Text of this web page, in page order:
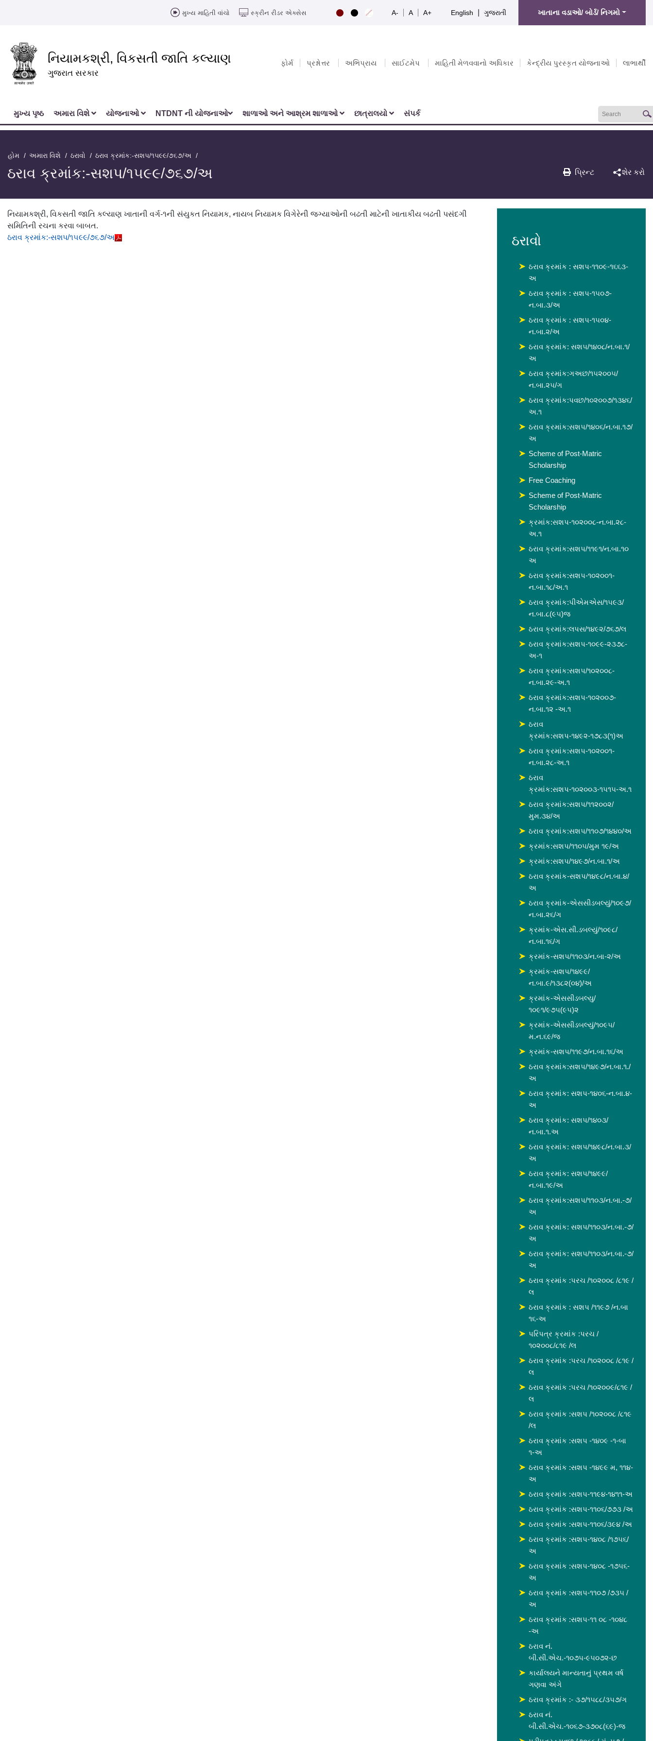
મુખ્ય માહિતી વાંચો સ્ક્રીન રીડર એક્સેસ A- A A+ English ગુજરાતી ખાતાના વડાઓ/ બોર્ડ/ નિગમો
નિયામકશ્રી, વિકસતી જાતિ કલ્યાણ
ગુજરાત સરકાર
ફોર્મ પ્રશ્નોત્તર અભિપ્રાય સાઈટમેપ માહિતી મેળવવાનો અધિકાર કેન્દ્રીય પુરસ્કૃત યોજનાઓ લાભાર્થી
મુખ્‍ય પૃષ્ઠ અમારા વિશે યોજનાઓ NTDNT ની યોજનાઓ શાળાઓ અને આશ્રમ શાળાઓ છાત્રાલયો સંપર્ક
હોમ અમારા વિશે ઠરાવો ઠરાવ ક્રમાંક:-સશપ/૧૫૯૯/૭૬૭/અ
ઠરાવ ક્રમાંક:-સશપ/૧૫૯૯/૭૬૭/અ પ્રિન્ટ શેર કરો
નિયામકશ્રી, વિકસતી જાતિ કલ્યાણ ખાતાની વર્ગ-૧ની સંયુકત નિયામક, નાયબ નિયામક વિગેરેની જગ્યાઓની બઢતી માટેની ખાતાકીય બઢતી પસંદગી
સમિતિની રચના કરવા બાબત.
ઠરાવ ક્રમાંક:-સશપ/૧૫૯૯/૭૬૭/અ
ઠરાવો
ઠરાવ ક્રમાંક : સશપ-૧૧૦૯-૧૬૬૩-
અ
ઠરાવ ક્રમાંક : સશપ-૧૫૦૭-
ન.બા.૩/અ
ઠરાવ ક્રમાંક : સશપ-૧૫૦૪-
ન.બા.૨/અ
ઠરાવ ક્રમાંક: સશ૫/૧૪૦૮/ન.બા.૧/
અ
ઠરાવ ક્રમાંક:ગઅછ/૧૫૨૦૦૫/
ન.બા.૨૫/ગ
ઠરાવ ક્રમાંક:પવછ/૧૦૨૦૦૭/૧૩૪૬/
અ.૧
ઠરાવ ક્રમાંક:સશપ/૧૪૦૬/ન.બા.૧૭/
અ
Scheme of Post-Matric
Scholarship
Free Coaching
Scheme of Post-Matric
Scholarship
ક્રમાંક:સશપ-૧૦૨૦૦૮-ન.બા.૨૮-
અ.૧
ઠરાવ ક્રમાંક:સશપ/૧૧૯૧/ન.બા.૧૦
અ
ઠરાવ ક્રમાંક:સશપ-૧૦૨૦૦૧-
ન.બા.૧૮/અ.૧
ઠરાવ ક્રમાંક:પીએમએસ/૧૫૯૩/
ન.બા.૮(૯૫)જ
ઠરાવ ક્રમાંક:લપસ/૧૪૯૨/૭૬૭/લ
ઠરાવ ક્રમાંક:સશપ-૧૦૯૯-૨૩૭૮-
અ-૧
ઠરાવ ક્રમાંક:સશપ/૧૦૨૦૦૮-
ન.બા.૨૯-અ.૧
ઠરાવ ક્રમાંક:સશપ-૧૦૨૦૦૭-
ન.બા.૧૨ -અ.૧
ઠરાવ
ક્રમાંક:સશપ-૧૪૯૨-૧૭૮૩(૧)અ
ઠરાવ ક્રમાંક:સશપ-૧૦૨૦૦૧-
ન.બા.૨૮-અ.૧
ઠરાવ
ક્રમાંક:સશપ-૧૦૨૦૦૩-૧૫૧૫-અ.૧
ઠરાવ ક્રમાંક:સશપ/૧૧૨૦૦૨/
મુમ.૩૪/અ
ઠરાવ ક્રમાંક:સશપ/૧૧૦૭/૧૪૪૦/અ
ક્રમાંક:સશપ/૧૧૦૫/મુમ ૧૯/અ
ક્રમાંક:સશપ/૧૪૯૭/ન.બા.૧/અ
ઠરાવ ક્રમાંક-સશપ/૧૪૯૮/ન.બા.૪/
અ
ઠરાવ ક્રમાંક-એસસીડબલ્યું/૧૦૯૭/
ન.બા.૨૬/ગ
ક્રમાંક-એસ.સી.ડબલ્યું/૧૦૯૮/
ન.બા.૧૬/ગ
ક્રમાંક-સશપ/૧૧૦૩/ન.બા-૨/અ
ક્રમાંક-સશપ/૧૪૯૯/
ન.બા.૯/૧૩૮૨(૦૪)/અ
ક્રમાંક-એસસીડબલ્યુ/
૧૦૯૧/૯૭૫(૯૫)૨
ક્રમાંક-એસસીડબલ્યું/૧૦૯૫/
મ.ન.૬૯/જ
ક્રમાંક-સશપ/૧૧૯૭/ન.બા.૧૬/અ
ઠરાવ ક્રમાંક:સશપ/૧૪૯૭/ન.બા.૧./
અ
ઠરાવ ક્રમાંક: સશપ-૧૪૦૬-ન.બા.૪-
અ
ઠરાવ ક્રમાંક: સશપ/૧૪૦૩/
ન.બા.૧.અ
ઠરાવ ક્રમાંક: સશપ/૧૪૯૮/ન.બા.૩/
અ
ઠરાવ ક્રમાંક: સશપ/૧૪૯૯/
ન.બા.૧૯/અ
ઠરાવ ક્રમાંક:સશપ/૧૧૦૩/ન.બા.-૭/
અ
ઠરાવ ક્રમાંક: સશપ/૧૧૦૩/ન.બા.-૭/
અ
ઠરાવ ક્રમાંક: સશપ/૧૧૦૩/ન.બા.-૭/
અ
ઠરાવ ક્રમાંક :પરચ /૧૦૨૦૦૮ /૮૧૯ /
લ
ઠરાવ ક્રમાંક : સશપ /૧૧૯૭ /ન.બા
૧૬-અ
પરિપત્ર ક્રમાંક :પરચ /
૧૦૨૦૦૮/૮૧૯ /લ
ઠરાવ ક્રમાંક :પરચ /૧૦૨૦૦૮ /૮૧૯ /
લ
ઠરાવ ક્રમાંક :પરચ /૧૦૨૦૦૯/૮૧૯ /
લ
ઠરાવ ક્રમાંક :સશપ /૧૦૨૦૦૮ /૮૧૯
/લ
ઠરાવ ક્રમાંક :સશપ -૧૪૦૯ -૧-બા
૧-અ
ઠરાવ ક્રમાંક :સશપ -૧૪૯૯ મ, ૧૧૪-
અ
ઠરાવ ક્રમાંક :સશપ-૧૧૯૪-૧૪૧૧-અ
ઠરાવ ક્રમાંક :સશપ-૧૧૦૬/૭૭૩ /અ
ઠરાવ ક્રમાંક :સશપ-૧૧૦૬/૩૯૪ /અ
ઠરાવ ક્રમાંક :સશપ-૧૪૦૮ /૧૭૫૬/
અ
ઠરાવ ક્રમાંક :સશપ-૧૪૦૮ -૧૭૫૬-
અ
ઠરાવ ક્રમાંક :સશપ-૧૧૦૭ /૭૩૫ /
અ
ઠરાવ ક્રમાંક :સશપ-૧૧ ૦૮ -૧૦૪૮
-અ
ઠરાવ નં.
બી.સી.એચ.-૧૦૭૫-૯૫૦૭૨-છ
કાર્યાલયને માન્યતાનું પ્રથમ વર્ષ
ગણવા અંગે
ઠરાવ ક્રમાંક :- ૩૭/૧૫૮૮/૩૫૭/ગ
ઠરાવ નં.
બી.સી.એચ.-૧૦૬૭-૩૭૦૮(૬૯)-જ